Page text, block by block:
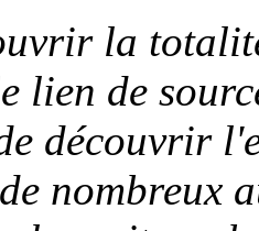
la
lien de
découvrir
nombreux